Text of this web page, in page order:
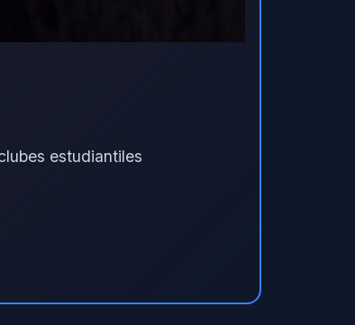
estudiantiles